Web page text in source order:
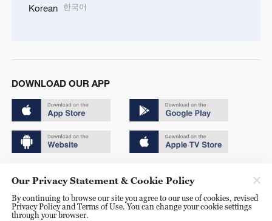
Korean 한국어
DOWNLOAD OUR APP
京ICP备20000184号
京公网安备 11010502050052号
Our Privacy Statement & Cookie Policy
By continuing to browse our site you agree to our use of cookies, revised
Privacy Policy and Terms of Use. You can change your cookie settings
through your browser.